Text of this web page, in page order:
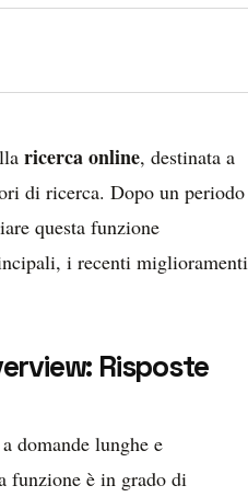
ricerca online, destinata a
di ricerca. Dopo un periodo
questa funzione
i recenti miglioramenti
Risposte
domande lunghe e
funzione è in grado di